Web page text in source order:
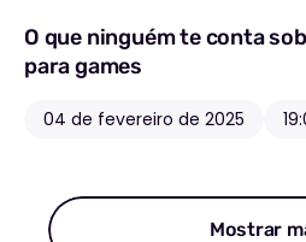
O que ninguém te conta
para games
04 de fevereiro de 2025
Mostrar